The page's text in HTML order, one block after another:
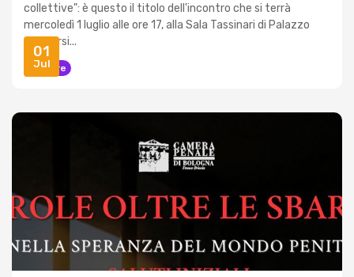
01
Jul
collettive": è questo il titolo dell'incontro che si terrà
mercoledì 1 luglio alle ore 17, alla Sala Tassinari di Palazzo
d’Accursi...
Carcere